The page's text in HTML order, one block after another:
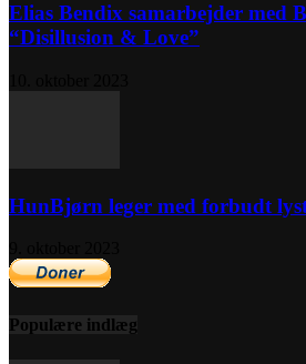
Elias Bendix samarbejder med
“Disillusion & Love”
HunBjørn leger med forbudt
Populære indlæg